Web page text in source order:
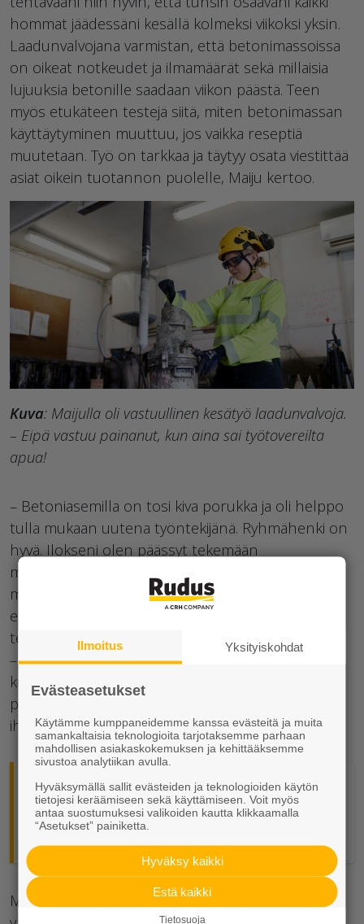
hommat jäädessäni kesällä kolmeksi viikoksi yksin.
Laadunvalvojana varmistan, että betonimassoissa
on oikeat notkeudet ja ilmamäärät sekä millaisia
lujuuksia betonille saadaan viikon päästä. Teen
myös etukäteen testejä siitä, miten betonimassan
käyttäytyminen muuttuu, jos vaikka reseptiä
muutetaan. Työ on tarkkaa ja täytyy osata viestittää
asiat oikein tuotannon puolelle, Maiju kertoo.
Kuva: Maijulla oli vastuullinen kesätyö laadunvalvoja.
– Eipä vastuu painanut, kun aina sai työtovereilta
apua!
– Betoniasemilla on tosi kiva porukka ja oli helppo
tulla mukaan uutena työntekijänä. Ryhmähenki on
hyvä. Ilokseni olen päässyt tekemään
monipuolisesti kaikenlaisia hommia kuten
mylläämään, remppahommia ja ottamaan
ennakkokokeita niin omalla kuin parilla muullakin
tehtaalla.
– Täällä on päässyt myös hyvin verkostoitumaan,
kun ei ole tarvinnut jäädä vain oman tehtaan
porukkaan, vaan olen tavannut paljon muitakin
ihmisiä.
Olen saanut paljon tietoa
ympäristöasioista rakennusalalla.
Maijulla on ollut laadunvalvojana hyvinkin
Ilmoitus Yksityiskohdat
Evästeasetukset
Käytämme kumppaneidemme kanssa evästeitä ja muita
samankaltaisia teknologioita tarjotaksemme parhaan
mahdollisen asiakaskokemuksen ja kehittääksemme
sivustoa analytiikan avulla.
Hyväksymällä sallit evästeiden ja teknologioiden käytön
tietojesi keräämiseen sekä käyttämiseen. Voit myös
antaa suostumuksesi valikoiden kautta klikkaamalla
“Asetukset” painiketta.
Hyväksy kaikki
Estä kaikki
Tietosuoja